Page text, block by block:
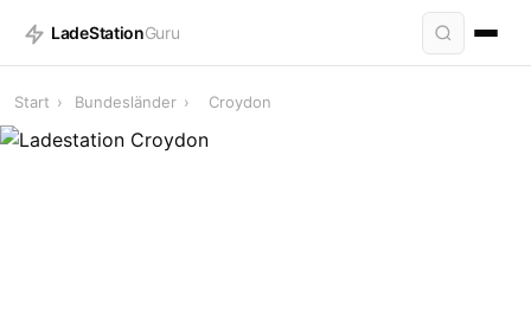
LadeStationGuru
Start › Bundesländer › Croydon